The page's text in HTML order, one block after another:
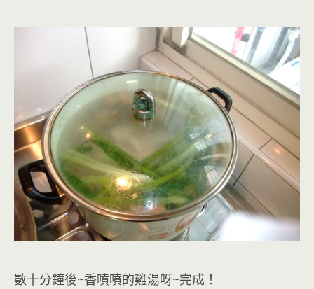
數十分鐘後~香噴噴的雞湯呀~完成！